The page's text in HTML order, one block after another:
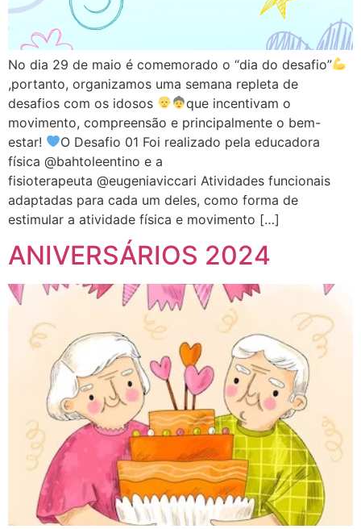
No dia 29 de maio é comemorado o “dia do desafio”
,portanto, organizamos uma semana repleta de
desafios com os idosos
que incentivam o
movimento, compreensão e principalmente o bem-
estar!
O Desafio 01 Foi realizado pela educadora
física @bahtoleentino e a
fisioterapeuta @eugeniaviccari Atividades funcionais
adaptadas para cada um deles, como forma de
estimular a atividade física e movimento […]
ANIVERSÁRIOS 2024